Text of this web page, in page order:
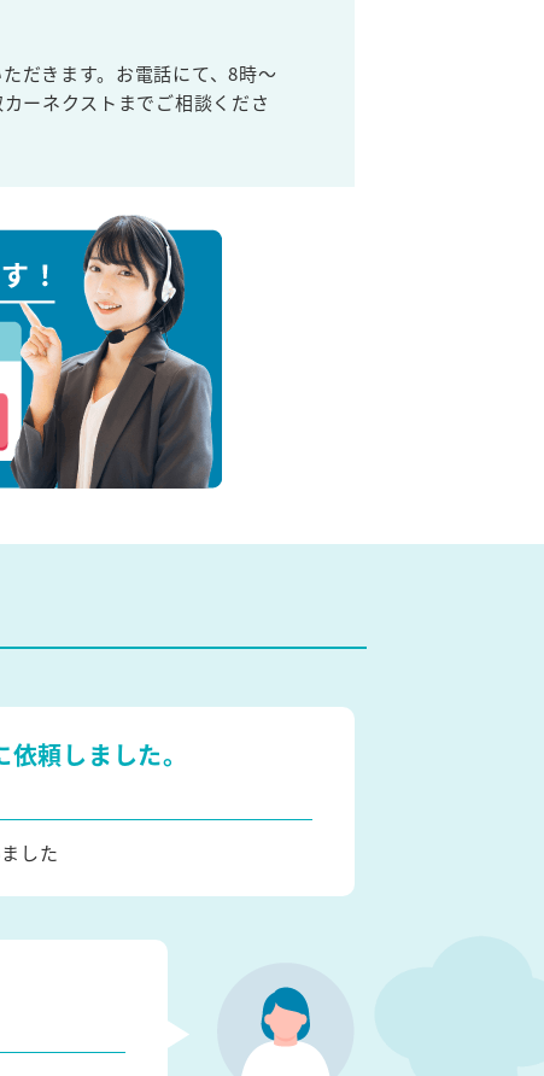
だきます。お電話にて、8時～
ーネクストまでご相談くださ
頼しました。
した